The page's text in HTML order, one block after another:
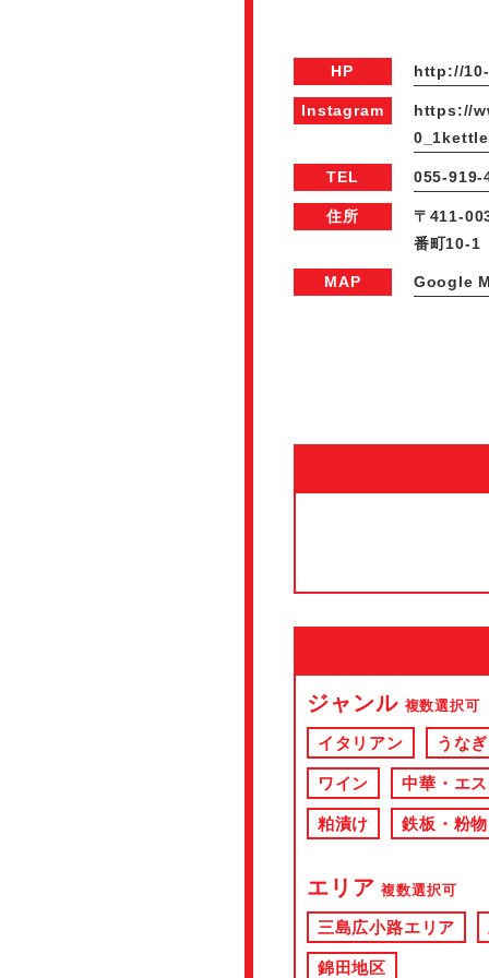
HP http://
Instagram
https://
TEL 055-919-
住所
〒411-
番町10-1
MAP Google
ジャンル 複数選択可
イタリアン うなぎ
ワイン 中華・エ
粕漬け 鉄板・粉物
エリア 複数選択可
三島広小路エリア
錦田地区